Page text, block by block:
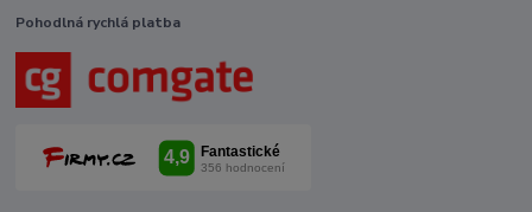
Pohodlná rychlá platba